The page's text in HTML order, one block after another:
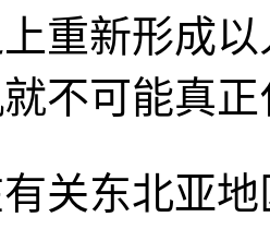
重新形成
不可能真
关东北亚